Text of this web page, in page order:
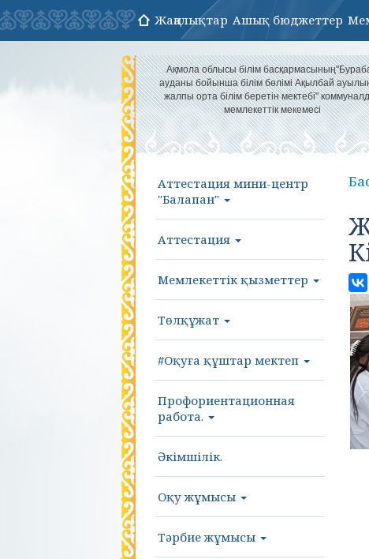
Жаңалықтар Ашық бюджеттер
Ақмола облысы білім
ауданы бойынша білім бөлімі Ақылбай
жалпы орта білім беретін мектебі"
мемлекеттік мекемесі
Аттестация мини-центр
"Балапан"
Аттестация
Мемлекеттік қызметтер
Төлқұжат
#Оқуға құштар мектеп
Профориентационная
работа.
Әкімшілік.
Оқу жұмысы
Тәрбие жұмысы